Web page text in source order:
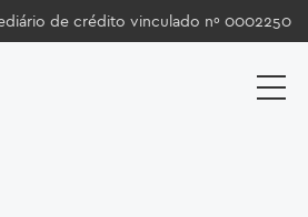
de crédito vinculado nº 0002250